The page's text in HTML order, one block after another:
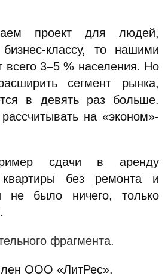
проект для людей,
классу, то нашими
всего 3–5 % населения. Но
сегмент рынка,
в девять раз больше.
на «эконом»-
сдачи в аренду
квартиры без ремонта и
было ничего, только
фрагмента.
ООО «ЛитРес».